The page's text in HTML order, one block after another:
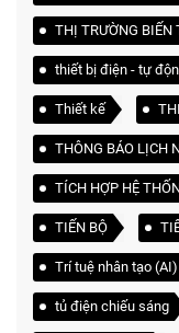
THỊ TRƯỜNG BIẾN
thiết bị điện - tự
Thiết kế
THÔNG BÁO LỊCH
TÍCH HỢP HỆ
TIẾN BỘ
Trí tuệ nhân tạo (AI)
tủ điện chiếu sáng